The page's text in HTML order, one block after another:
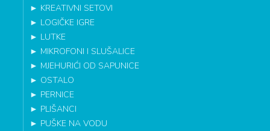
► KREATIVNI SETOVI
► LOGIČKE IGRE
► LUTKE
► MIKROFONI I SLUŠALICE
► MJEHURIĆI OD SAPUNICE
► OSTALO
► PERNICE
► PLIŠANCI
► PUŠKE NA VODU